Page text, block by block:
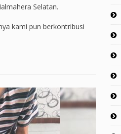
Selatan.
kami pun berkontribusi